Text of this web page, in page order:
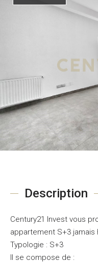
Description
Century21 Invest vous
appartement S+3 jamais
Typologie : S+3
Il se compose de :